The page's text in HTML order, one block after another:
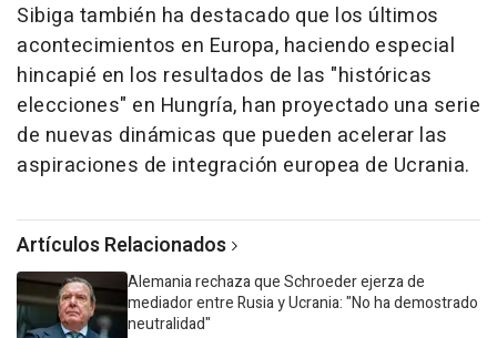
Sibiga también ha destacado que los últimos
acontecimientos en Europa, haciendo especial
hincapié en los resultados de las "históricas
elecciones" en Hungría, han proyectado una serie
de nuevas dinámicas que pueden acelerar las
aspiraciones de integración europea de Ucrania.
Artículos Relacionados
Alemania rechaza que Schroeder ejerza de
mediador entre Rusia y Ucrania: "No ha demostrado
neutralidad"